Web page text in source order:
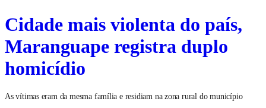
Cidade mais violenta do país,
Maranguape registra duplo
homicídio
As vítimas eram da mesma família e residiam na zona rural do município